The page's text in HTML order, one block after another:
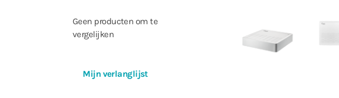
Geen producten om te
vergelijken
Mijn verlanglijst